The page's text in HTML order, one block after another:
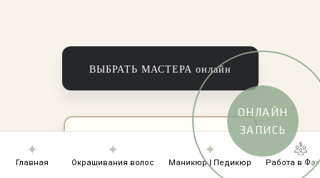
Главная Окрашивания волос Маникюр | Педикюр Работа в
ВЫБРАТЬ МАСТЕРА по телефону
ВЫБРАТЬ МАСТЕРА онлайн
ОНЛАЙН
ЗАПИСЬ